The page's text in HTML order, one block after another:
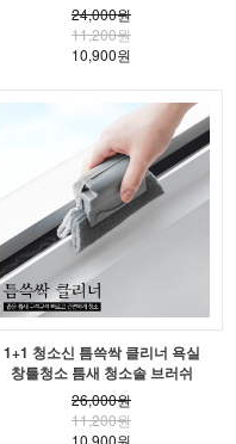
24,000원
11,200원
10,900원
1+1 청소신 틈쓱싹 클리너 욕실
창틀청소 틈새 청소솔 브러쉬
26,000원
11,200원
10,900원